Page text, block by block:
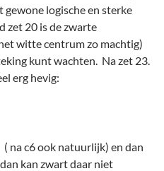
logische en sterke
zet 20 is de zwarte
witte centrum zo machtig)
kunt wachten. Na zet 23.
erg hevig:
( na c6 ook natuurlijk) en dan
kan zwart daar niet